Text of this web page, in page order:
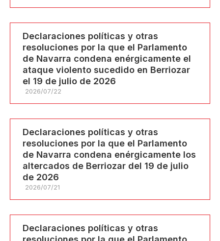
Declaraciones políticas y otras
resoluciones por la que el Parlamento
de Navarra condena enérgicamente el
ataque violento sucedido en Berriozar
el 19 de julio de 2026
2026/07/22
Declaraciones políticas y otras
resoluciones por la que el Parlamento
de Navarra condena enérgicamente los
altercados de Berriozar del 19 de julio
de 2026
2026/07/21
Declaraciones políticas y otras